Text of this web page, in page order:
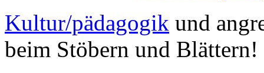
Kultur/pädagogik und
beim Stöbern und Blättern!